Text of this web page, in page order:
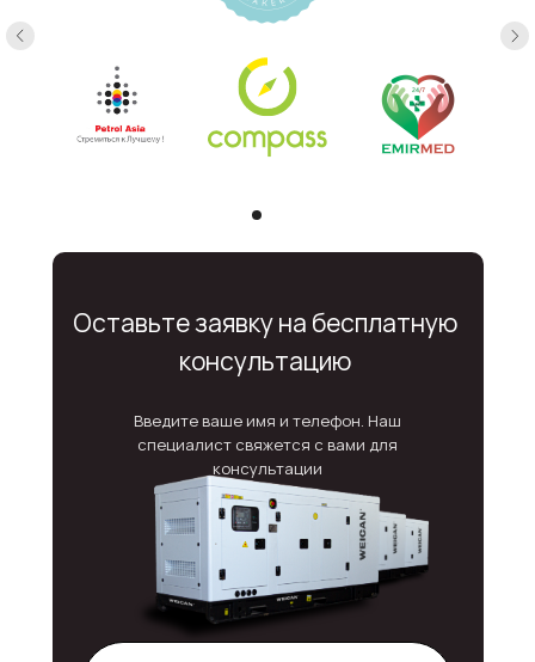
Оставьте заявку на бесплатную
консультацию
Введите ваше имя и телефон. Наш
специалист свяжется с вами для
консультации